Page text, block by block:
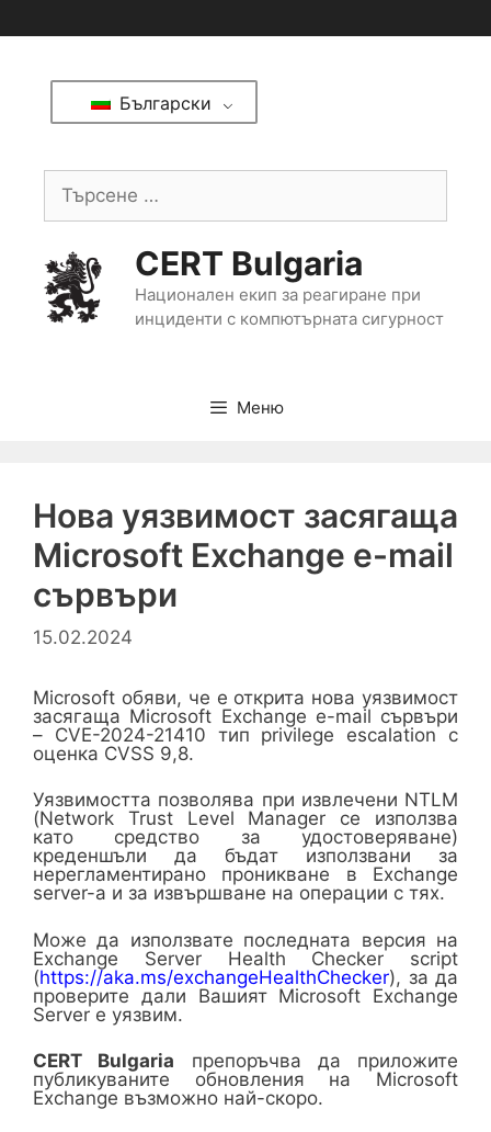
Български
CERT Bulgaria
Национален екип за реагиране при
инциденти с компютърната сигурност
Меню
Нова уязвимост засягаща
Microsoft Exchange e-mail
сървъри
15.02.2024
Microsoft обяви, че е открита нова уязвимост
засягаща Microsoft Exchange e-mail сървъри
– CVE-2024-21410 тип privilege escalation с
оценка CVSS 9,8.
Уязвимостта позволява при извлечени NTLM
(Network Trust Level Manager се използва
като средство за удостоверяване)
креденшъли да бъдат използвани за
нерегламентирано проникване в Exchange
server-a и за извършване на операции с тях.
Може да използвате последната версия на
Exchange Server Health Checker script
(https://aka.ms/exchangeHealthChecker), за да
проверите дали Вашият Microsoft Exchange
Server е уязвим.
CERT Bulgaria препоръчва да приложите
публикуваните обновления на Microsoft
Exchange възможно най-скоро.